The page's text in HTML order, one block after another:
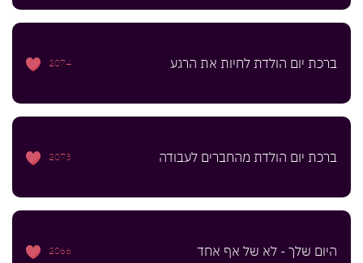
ברכת יום הולדת לחיות את הרגע 2074
ברכת יום הולדת מהחברים לעבודה 2073
היום שלך - לא של אף אחד 2066